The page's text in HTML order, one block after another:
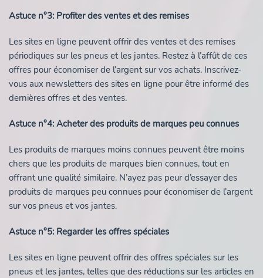
Astuce n°3: Profiter des ventes et des remises
Les sites en ligne peuvent offrir des ventes et des remises
périodiques sur les pneus et les jantes. Restez à l’affût de ces
offres pour économiser de l’argent sur vos achats. Inscrivez-
vous aux newsletters des sites en ligne pour être informé des
dernières offres et des ventes.
Astuce n°4: Acheter des produits de marques peu connues
Les produits de marques moins connues peuvent être moins
chers que les produits de marques bien connues, tout en
offrant une qualité similaire. N’ayez pas peur d’essayer des
produits de marques peu connues pour économiser de l’argent
sur vos pneus et vos jantes.
Astuce n°5: Regarder les offres spéciales
Les sites en ligne peuvent offrir des offres spéciales sur les
pneus et les jantes, telles que des réductions sur les articles en